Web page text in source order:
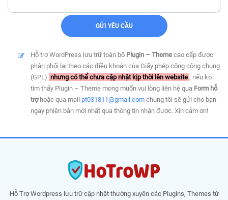
Hỗ trợ WordPress lưu trữ toàn bộ Plugin – Theme cao cấp được
phân phối lại theo các điều khoản của Giấy phép công cộng chung
(GPL) nhưng có thể chưa cập nhật kịp thời lên website , nếu ko
tìm thấy Plugin – Theme mong muốn vui lòng liên hệ qua Form hỗ
trợhoặc qua mail pt031811@gmail.com chúng tôi sẽ gửi cho bạn
ngay phiên bản mới nhất qua thông tin nhận được. Xin cảm ơn!
Hỗ Trợ Wordpress lưu trữ cập nhật thường xuyên các Plugins, Themes từ